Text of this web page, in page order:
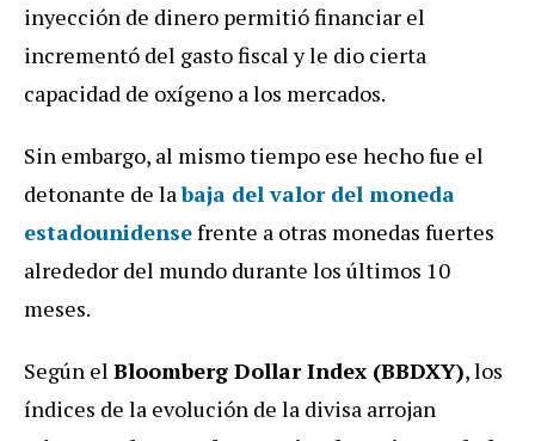
inyección de dinero permitió financiar el
incrementó del gasto fiscal y le dio cierta
capacidad de oxígeno a los mercados.
Sin embargo, al mismo tiempo ese hecho fue el
detonante de labaja del valor del moneda
estadounidensefrente a otras monedas fuertes
alrededor del mundo durante los últimos 10
meses.
Según el Bloomberg Dollar Index (BBDXY), los
índices de la evolución de la divisa arrojan